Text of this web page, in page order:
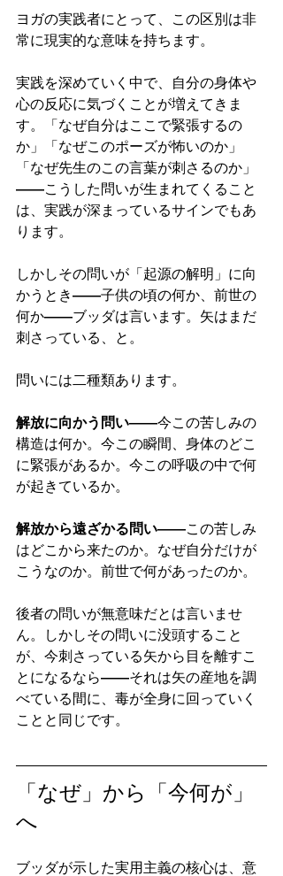
ヨガの実践者にとって、この区別は非
常に現実的な意味を持ちます。
実践を深めていく中で、自分の身体や
心の反応に気づくことが増えてきま
す。「なぜ自分はここで緊張するの
か」「なぜこのポーズが怖いのか」
「なぜ先生のこの言葉が刺さるのか」
——こうした問いが生まれてくること
は、実践が深まっているサインでもあ
ります。
しかしその問いが「起源の解明」に向
かうとき——子供の頃の何か、前世の
何か——ブッダは言います。矢はまだ
刺さっている、と。
問いには二種類あります。
解放に向かう問い——今この苦しみの
構造は何か。今この瞬間、身体のどこ
に緊張があるか。今この呼吸の中で何
が起きているか。
解放から遠ざかる問い——この苦しみ
はどこから来たのか。なぜ自分だけが
こうなのか。前世で何があったのか。
後者の問いが無意味だとは言いませ
ん。しかしその問いに没頭すること
が、今刺さっている矢から目を離すこ
とになるなら——それは矢の産地を調
べている間に、毒が全身に回っていく
ことと同じです。
「なぜ」から「今何が」
へ
ブッダが示した実用主義の核心は、意